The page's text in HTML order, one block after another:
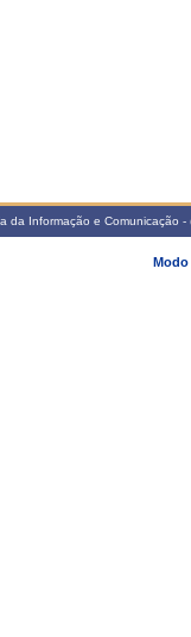
da Informação e
Modo